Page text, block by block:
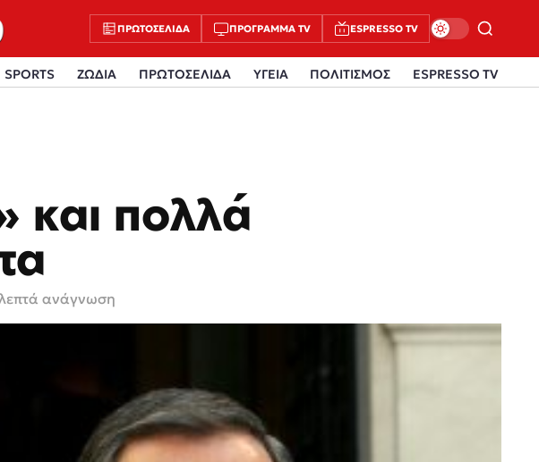
ΠΡΩΤΟΣΈΛΙΔΑ ΠΡΌΓΡΑΜΜΑ TV ESPRESSO TV
SPORTS ΖΩΔΙΑ ΠΡΩΤΟΣΕΛΙΔΑ ΥΓΕΙΑ ΠΟΛΙΤΙΣΜΟΣ ESPRESSO TV
και πολλά
λεπτά ανάγνωση